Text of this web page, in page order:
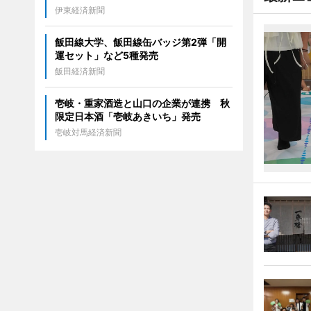
伊東経済新聞
飯田線大学、飯田線缶バッジ第2弾「開
運セット」など5種発売
飯田経済新聞
壱岐・重家酒造と山口の企業が連携 秋
限定日本酒「壱岐あきいち」発売
壱岐対馬経済新聞